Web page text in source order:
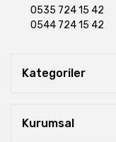
0535 724 15 42
0544 724 15 42
Kategoriler
Kurumsal